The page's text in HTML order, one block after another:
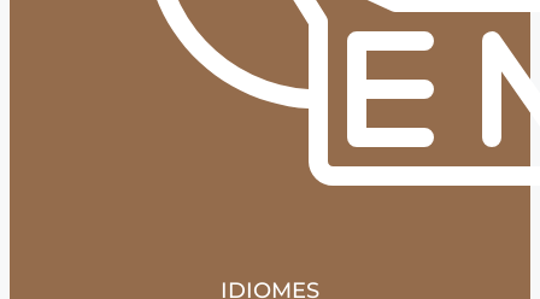
IDIOMES